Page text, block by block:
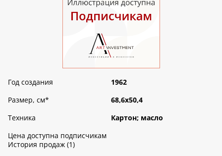
Год создания
1962
Размер, см*
68,6х50,4
Техника
Картон; масло
Цена доступна подписчикам
История продаж (1)